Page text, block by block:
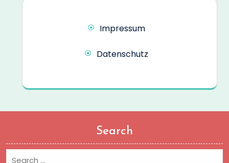
Impressum
Datenschutz
Search